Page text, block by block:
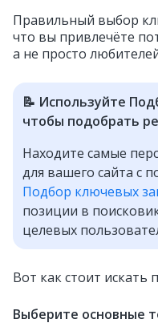
Правильный выбор
что вы привлечёте
а не просто
📝 Используйте
чтобы подобрать
Находите самые
для вашего сайта с
Подбор ключевых
позиции в
целевых
Вот как стоит
Выберите основные